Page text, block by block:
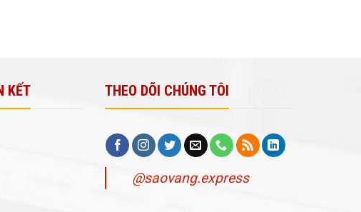
KẾT THEO DÕI CHÚNG TÔI
@saovang.express